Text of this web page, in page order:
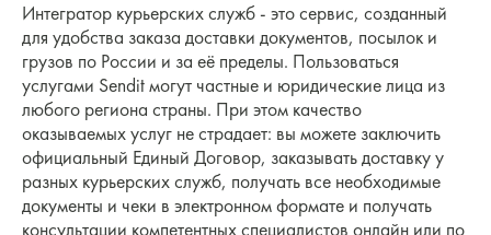
Интегратор курьерских служб - это сервис, созданный
для удобства заказа доставки документов, посылок и
грузов по России и за её пределы. Пользоваться
услугами Sendit могут частные и юридические лица из
любого региона страны. При этом качество
оказываемых услуг не страдает: вы можете заключить
официальный Единый Договор, заказывать доставку у
разных курьерских служб, получать все необходимые
документы и чеки в электронном формате и получать
консультации компетентных специалистов онлайн или по